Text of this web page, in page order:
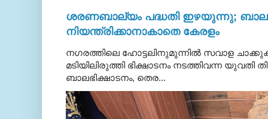
ശരണബാല്യം പദ്ധതി ഇഴയുന്നു;
നിയന്ത്രിക്കാനാകാതെ കേരളം
നഗരത്തിലെ ഹോട്ടലിനുമുന്നിൽ സവാള
മടിയിലിരുത്തി ഭിക്ഷാടനം നടത്തിവന്ന
ബാലഭിക്ഷാടനം, തെര...